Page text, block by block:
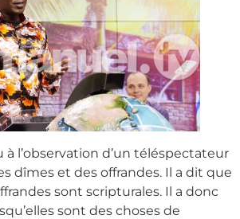
à l’observation d’un téléspectateur
dîmes et des offrandes. Il a dit que
sont scripturales. Il a donc
sont des choses de